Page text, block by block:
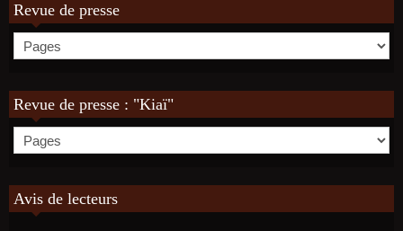
Revue de presse
Revue de presse : "Kiaï"
Avis de lecteurs